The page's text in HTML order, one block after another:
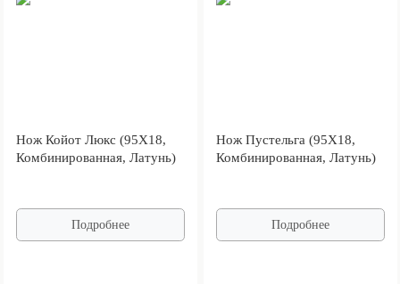
Нож Койот Люкс (95Х18,
Комбинированная, Латунь)
Подробнее
Нож Пустельга (95Х18,
Комбинированная, Латунь)
Подробнее